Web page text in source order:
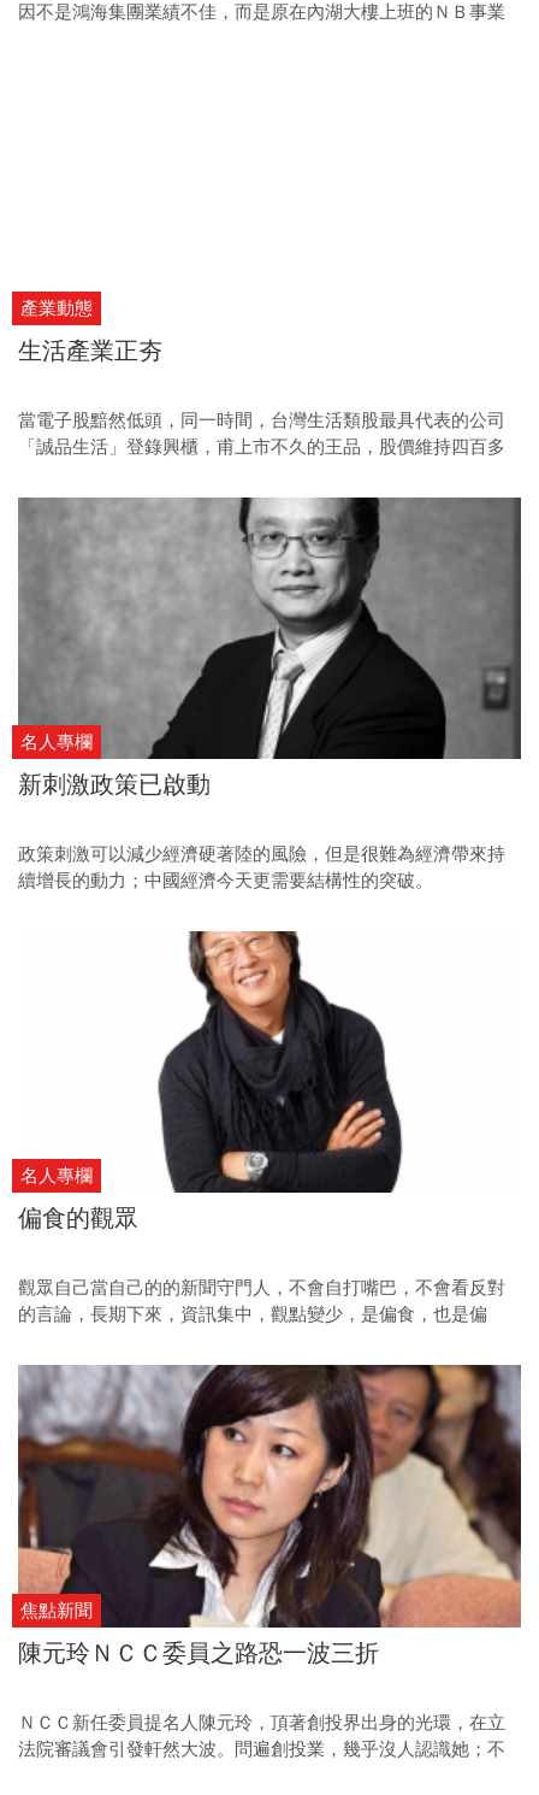
因不是鴻海集團業績不佳，而是原在內湖大樓上班的ＮＢ事業
產業動態
生活產業正夯
當電子股黯然低頭，同一時間，台灣生活類股最具代表的公司
「誠品生活」登錄興櫃，甫上市不久的王品，股價維持四百多
台灣大車隊、克麗緹娜也要接棒掛牌，很顯然，一股新的趨勢
在醞釀之中。台灣資本市場即將揮別過去製造業、科技業至上
的舊價值觀，走入一個全新的時代；過去不被重視的食、衣、
住、行、育、樂「生活產業」，隨著大中華消費市場的形成，
在中國內需市場龐大商機帶動下，即將躍上檯面，成為台股最
吸睛的族群。
名人專欄
新刺激政策已啟動
政策刺激可以減少經濟硬著陸的風險，但是很難為經濟帶來持
續增長的動力；中國經濟今天更需要結構性的突破。
名人專欄
偏食的觀眾
觀眾自己當自己的的新聞守門人，不會自打嘴巴，不會看反對
的言論，長期下來，資訊集中，觀點變少，是偏食，也是偏
焦點新聞
陳元玲ＮＣＣ委員之路恐一波三折
ＮＣＣ新任委員提名人陳元玲，頂著創投界出身的光環，在立
法院審議會引發軒然大波。問遍創投業，幾乎沒人認識她；不